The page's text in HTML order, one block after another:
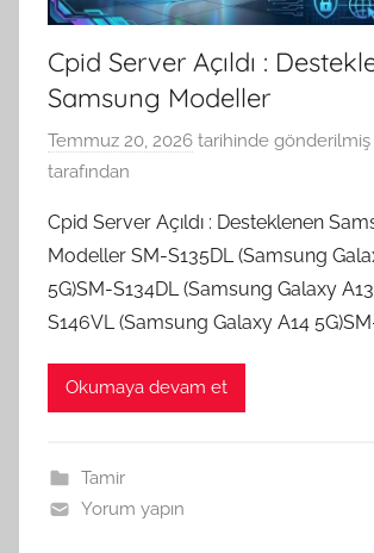
Cpid Server Açıldı :
Samsung Modeller
Temmuz 20, 2026 tarihinde gönderilmiş
tarafından
Cpid Server Açıldı : Desteklenen
Modeller SM-S135DL (Samsung
5G)SM-S134DL (Samsung Galaxy
S146VL (Samsung Galaxy A14
Okumaya devam et
Tamir
Yorum yapın